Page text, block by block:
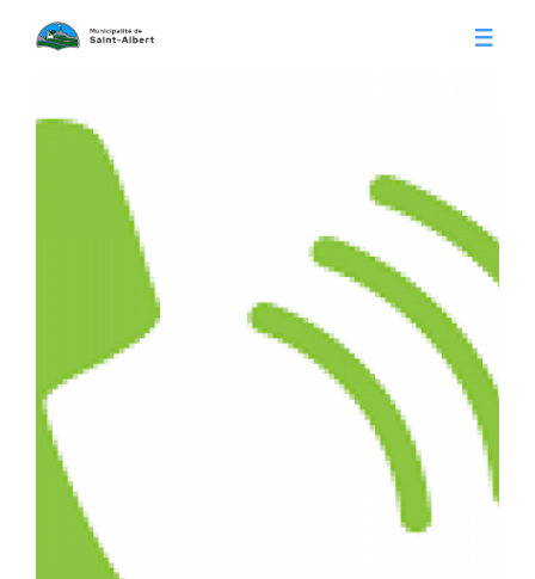
Infos pratiques
Séances du conseil
Appels d'offre
Avis publics
Gestion des déchets
Parcs et loisirs
Réglementation
Conseil municipal
Calendrier municipal
Publications
Histoire
Contact
Membres
Parc canin